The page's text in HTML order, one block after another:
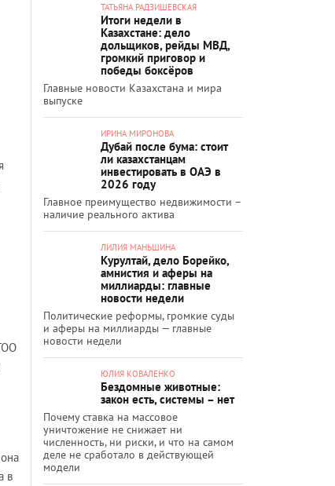
в
ТАТЬЯНА РАДЗИШЕВСКАЯ
Итоги недели в
Казахстане: дело
дольщиков, рейды МВД,
громкий приговор и
победы боксёров
Главные новости Казахстана и мира
выпуске
ИРИНА МИРОНОВА
Дубай после бума: стоит
ли казахстанцам
инвестировать в ОАЭ в
2026 году
Главное преимущество недвижимости –
наличие реального актива
ЛИЛИЯ МАНЬШИНА
Курултай, дело Борейко,
амнистия и аферы на
миллиарды: главные
новости недели
Политические реформы, громкие суды
и аферы на миллиарды — главные
новости недели
ЮЛИЯ КОВАЛЕНКО
Бездомные животные:
закон есть, системы – нет
Почему ставка на массовое
уничтожение не снижает ни
численность, ни риски, и что на самом
деле не сработало в действующей
модели